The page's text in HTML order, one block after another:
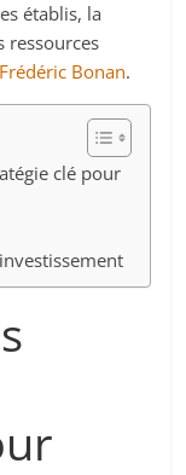
établis, la
ressources
Frédéric Bonan.
clé pour